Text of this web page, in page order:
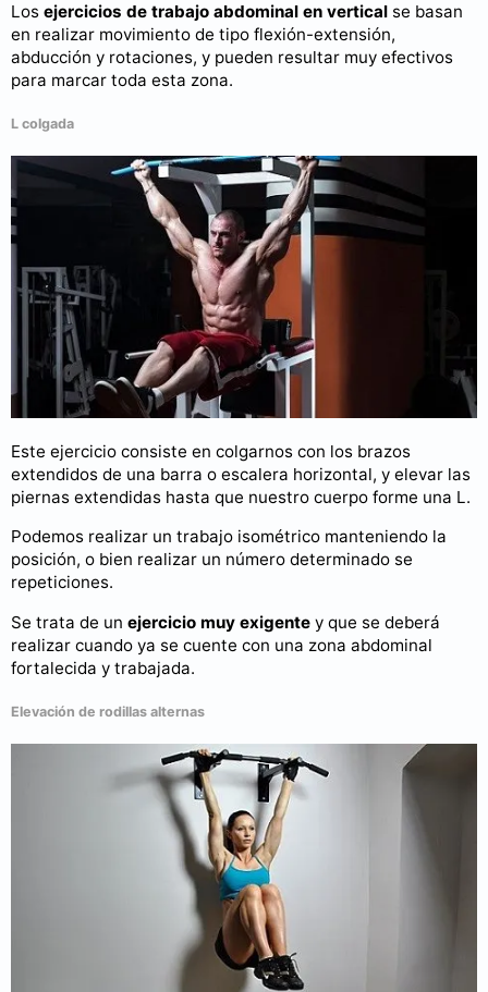
Los ejercicios de trabajo abdominal en vertical se basan
en realizar movimiento de tipo flexión-extensión,
abducción y rotaciones, y pueden resultar muy efectivos
para marcar toda esta zona.
L colgada
Este ejercicio consiste en colgarnos con los brazos
extendidos de una barra o escalera horizontal, y elevar las
piernas extendidas hasta que nuestro cuerpo forme una L.
Podemos realizar un trabajo isométrico manteniendo la
posición, o bien realizar un número determinado se
repeticiones.
Se trata de un ejercicio muy exigente y que se deberá
realizar cuando ya se cuente con una zona abdominal
fortalecida y trabajada.
Elevación de rodillas alternas